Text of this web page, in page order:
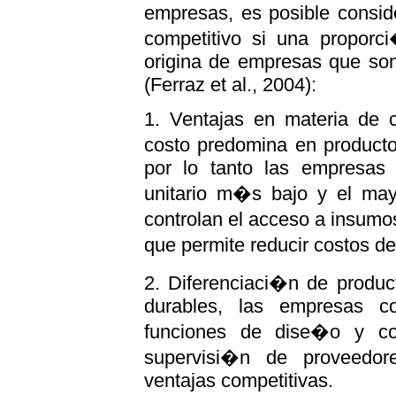
empresas, es posible
competitivo si una
origina de empresas que
(Ferraz et al., 2004):
1. Ventajas en materia de
costo predomina en
por lo tanto las
unitario m�s bajo y el
controlan el acceso a
que permite reducir costos
2. Diferenciaci�n de
durables, las empresas
funciones de dise�o y
supervisi�n de
ventajas competitivas.